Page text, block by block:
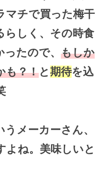
マチで買った梅干
らしく、その時食
たので、 もしか
も？！と期待を込
うメーカーさん、
よね。美味しいと